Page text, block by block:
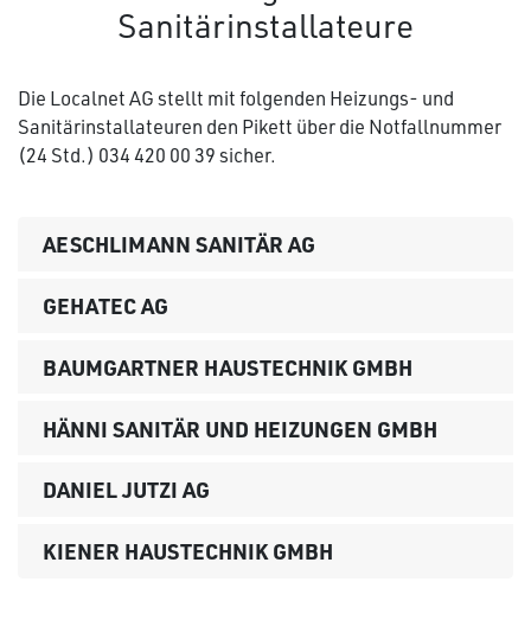
Sanitärinstallateure
Die Localnet AG stellt mit folgenden Heizungs- und
Sanitärinstallateuren den Pikett über die Notfallnummer
(24 Std.) 034 420 00 39 sicher.
AESCHLIMANN SANITÄR AG
GEHATEC AG
BAUMGARTNER HAUSTECHNIK GMBH
HÄNNI SANITÄR UND HEIZUNGEN GMBH
DANIEL JUTZI AG
KIENER HAUSTECHNIK GMBH